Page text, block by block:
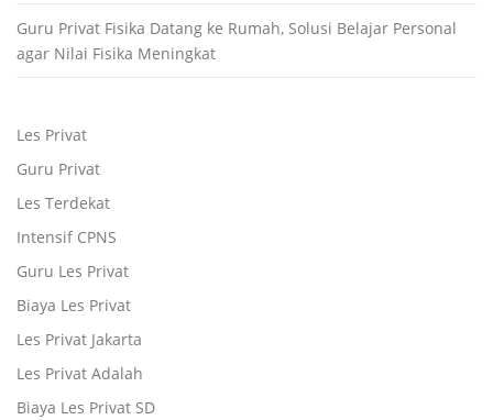
Guru Privat Fisika Datang ke Rumah, Solusi Belajar Personal
agar Nilai Fisika Meningkat
Les Privat
Guru Privat
Les Terdekat
Intensif CPNS
Guru Les Privat
Biaya Les Privat
Les Privat Jakarta
Les Privat Adalah
Biaya Les Privat SD